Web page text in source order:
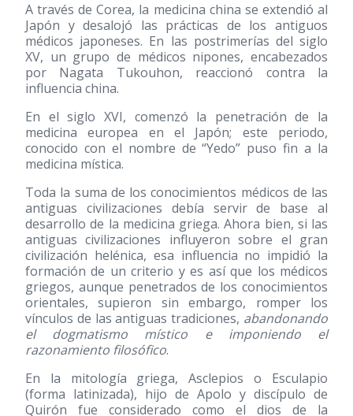
A través de Corea, la medicina china se extendió al
Japón y desalojó las prácticas de los antiguos
médicos japoneses. En las postrimerías del siglo
XV, un grupo de médicos nipones, encabezados
por Nagata Tukouhon, reaccionó contra la
influencia china.
En el siglo XVI, comenzó la penetración de la
medicina europea en el Japón; este periodo,
conocido con el nombre de “Yedo” puso fin a la
medicina mística.
Toda la suma de los conocimientos médicos de las
antiguas civilizaciones debía servir de base al
desarrollo de la medicina griega. Ahora bien, si las
antiguas civilizaciones influyeron sobre el gran
civilización helénica, esa influencia no impidió la
formación de un criterio y es así que los médicos
griegos, aunque penetrados de los conocimientos
orientales, supieron sin embargo, romper los
vínculos de las antiguas tradiciones, abandonando
el dogmatismo místico e imponiendo el
razonamiento filosófico.
En la mitología griega, Asclepios o Esculapio
(forma latinizada), hijo de Apolo y discípulo de
Quirón fue considerado como el dios de la